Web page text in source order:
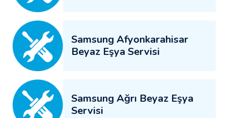
Samsung Afyonkarahisar
Beyaz Eşya Servisi
Samsung Ağrı Beyaz Eşya
Servisi